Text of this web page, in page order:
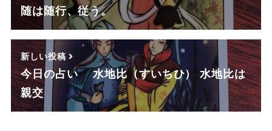
随は随行、従う。
新しい投稿
今日の占い 水地比（すいちひ） 水地比は
親交